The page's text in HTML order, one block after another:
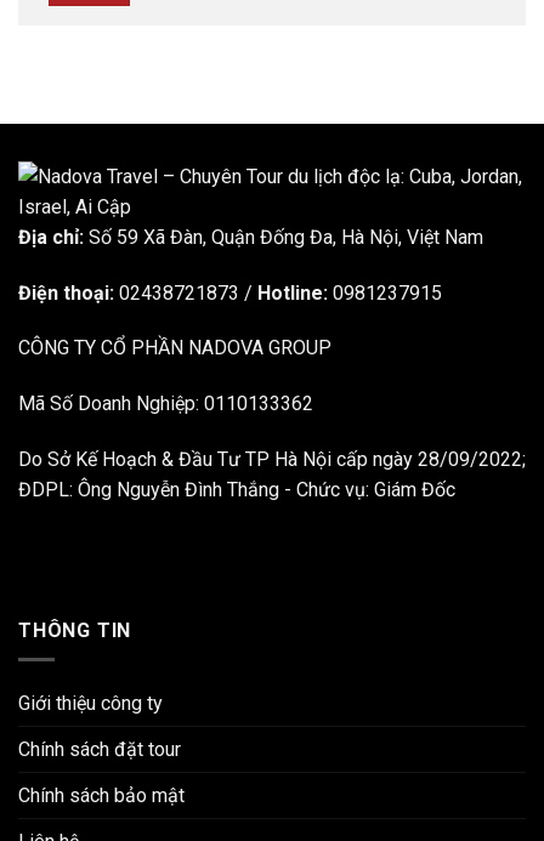
Địa chỉ: Số 59 Xã Đàn, Quận Đống Đa, ​​Hà Nội, Việt Nam
Điện thoại: 02438721873 / Hotline: 0981237915
CÔNG TY CỔ PHẦN NADOVA GROUP
Mã Số Doanh Nghiệp: 0110133362
Do Sở Kế Hoạch & Đầu Tư TP Hà Nội cấp ngày 28/09/2022;
ĐDPL: Ông Nguyễn Đình Thắng - Chức vụ: Giám Đốc
THÔNG TIN
Giới thiệu công ty
Chính sách đặt tour
Chính sách bảo mật